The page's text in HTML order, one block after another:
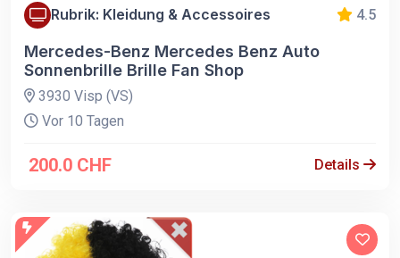
Rubrik: Kleidung & Accessoires 4.5
Mercedes-Benz Mercedes Benz Auto
Sonnenbrille Brille Fan Shop
3930 Visp (VS)
Vor 10 Tagen
200.0 CHF Details